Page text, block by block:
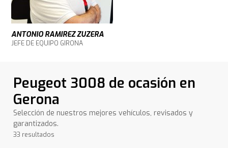
ANTONIO RAMIREZ ZUZERA
JEFE DE EQUIPO GIRONA
Peugeot 3008 de ocasión en
Gerona
Selección de nuestros mejores vehículos, revisados y
garantizados.
33 resultados